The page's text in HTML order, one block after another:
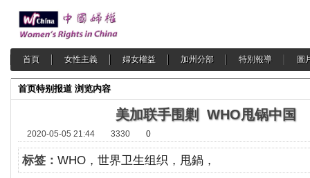
首頁 女性主義 婦女權益 加州分部 特別報導 圖
首页特别报道 浏览内容
美加联手围剿 WHO甩锅中国
2020-05-05 21:44 3330 0
标签： WHO，世界卫生组织，甩鍋，